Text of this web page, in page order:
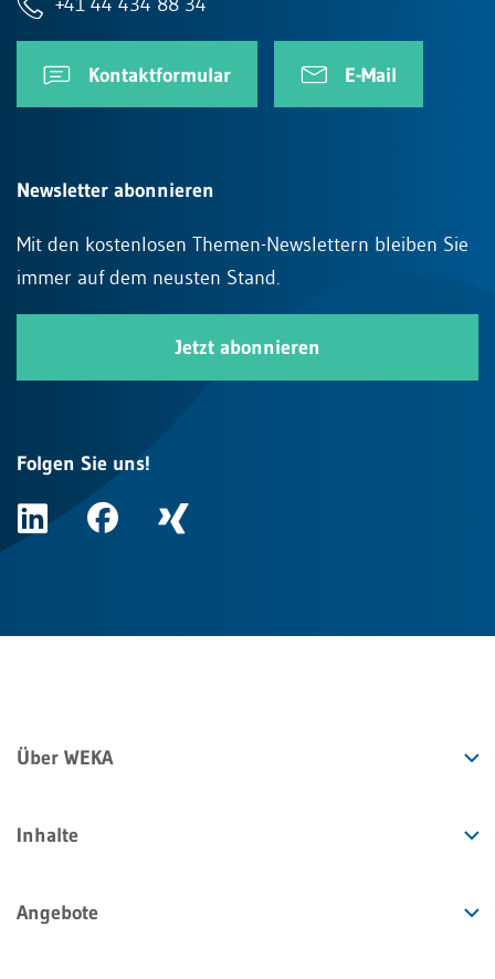
Kontaktformular E-Mail
Newsletter abonnieren
Mit den kostenlosen Themen-Newslettern bleiben Sie
immer auf dem neusten Stand.
Jetzt abonnieren
Folgen Sie uns!
Über WEKA
Inhalte
Angebote